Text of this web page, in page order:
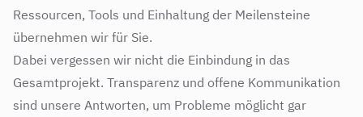
Ressourcen, Tools und Einhaltung der Meilensteine
übernehmen wir für Sie.
Dabei vergessen wir nicht die Einbindung in das
Gesamtprojekt. Transparenz und offene Kommunikation
sind unsere Antworten, um Probleme möglicht gar